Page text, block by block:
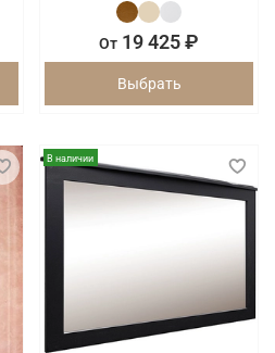
От 19 425 ₽
Выбрать
В наличии